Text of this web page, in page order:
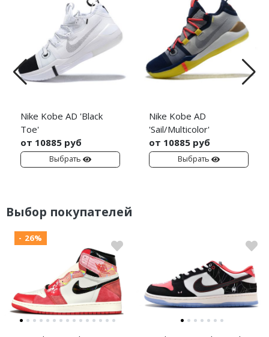
Nike Kobe AD 'Black
Toe'
от 10885 руб
Выбрать
Nike Kobe AD
'Sail/Multicolor'
от 10885 руб
Выбрать
Выбор покупателей
- 26%